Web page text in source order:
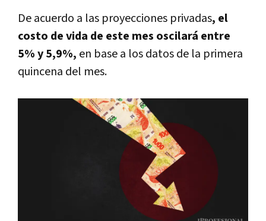
De acuerdo a las proyecciones privadas, el
costo de vida de este mes oscilará entre
5% y 5,9%, en base a los datos de la primera
quincena del mes.